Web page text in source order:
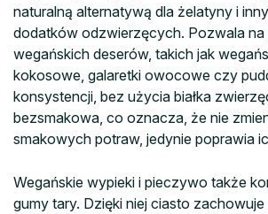
naturalną alternatywą dla żelatyny i
dodatków odzwierzęcych. Pozwala
wegańskich deserów, takich jak
kokosowe, galaretki owocowe czy
konsystencji, bez użycia białka
bezsmakowa, co oznacza, że nie
smakowych potraw, jedynie poprawia
Wegańskie wypieki i pieczywo także
gumy tary. Dzięki niej ciasto zachowuje